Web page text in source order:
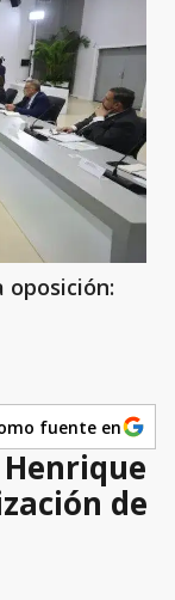
oposición:
fuente en
de